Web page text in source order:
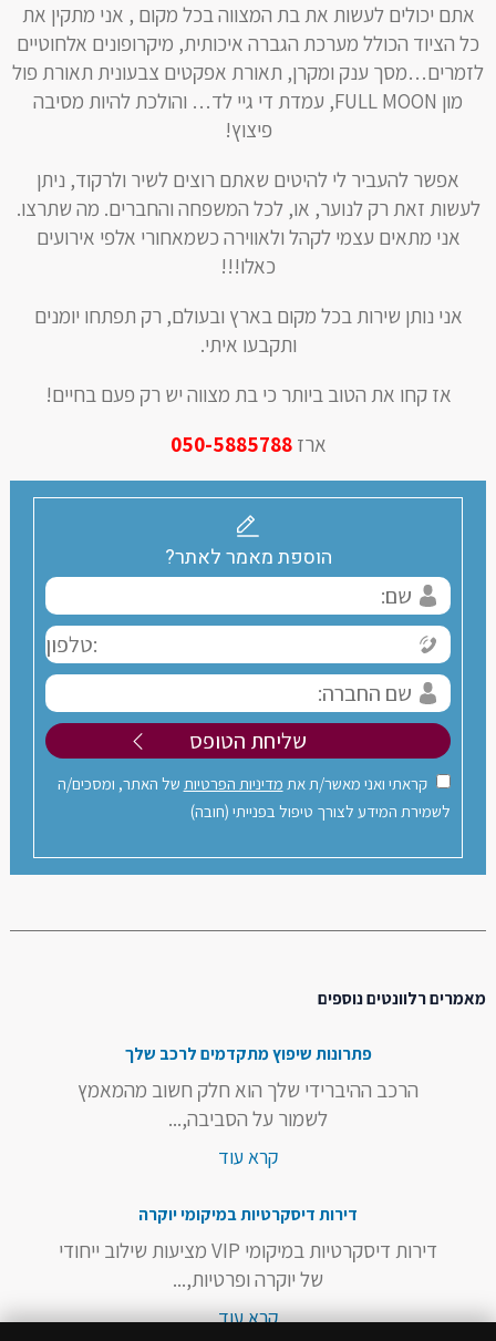
אתם יכולים לעשות את בת המצווה בכל מקום , אני מתקין את
כל הציוד הכולל מערכת הגברה איכותית, מיקרופונים אלחוטיים
לזמרים…מסך ענק ומקרן, תאורת אפקטים צבעונית תאורת פול
מון FULL MOON, עמדת די גיי לד… והולכת להיות מסיבה
פיצוץ!
אפשר להעביר לי להיטים שאתם רוצים לשיר ולרקוד, ניתן
לעשות זאת רק לנוער, או, לכל המשפחה והחברים. מה שתרצו.
אני מתאים עצמי לקהל ולאווירה כשמאחורי אלפי אירועים
כאלו!!!
אני נותן שירות בכל מקום בארץ ובעולם, רק תפתחו יומנים
ותקבעו איתי.
אז קחו את הטוב ביותר כי בת מצווה יש רק פעם בחיים!
ארז050-5885788
הוספת מאמר לאתר?
קראתי ואני מאשר/ת את מדיניות הפרטיות של האתר, ומסכים/ה
לשמירת המידע לצורך טיפול בפנייתי (חובה)
מאמרים רלוונטים נוספים
פתרונות שיפוץ מתקדמים לרכב שלך
הרכב ההיברידי שלך הוא חלק חשוב מהמאמץ
לשמור על הסביבה,...
קרא עוד
דירות דיסקרטיות במיקומי יוקרה
דירות דיסקרטיות במיקומי VIP מציעות שילוב ייחודי
של יוקרה ופרטיות,...
קרא עוד